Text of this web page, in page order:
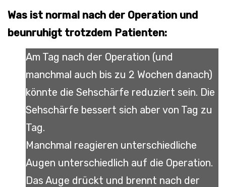
Was ist normal nach der Operation und
beunruhigt trotzdem Patienten:
Am Tag nach der Operation (und
manchmal auch bis zu 2 Wochen danach)
könnte die Sehschärfe reduziert sein. Die
Sehschärfe bessert sich aber von Tag zu
Tag.
Manchmal reagieren unterschiedliche
Augen unterschiedlich auf die Operation.
Das Auge drückt und brennt nach der